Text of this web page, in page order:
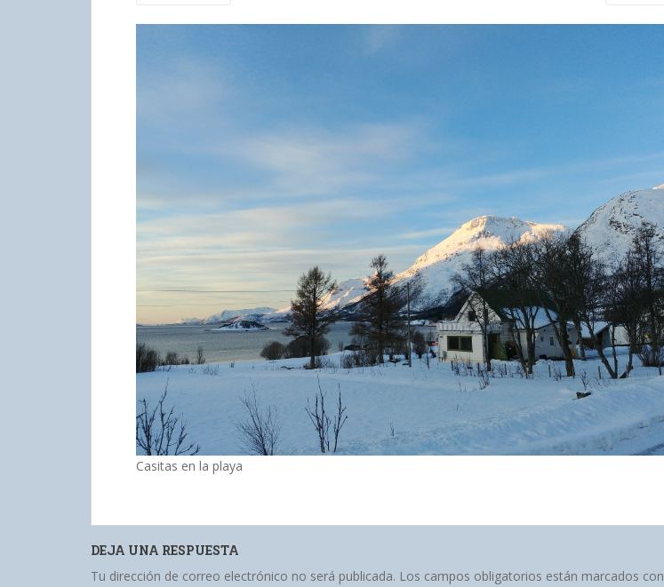
Casitas en la playa
DEJA UNA RESPUESTA
Tu dirección de correo electrónico no será publicada. Los campos obligatorios están marcados con